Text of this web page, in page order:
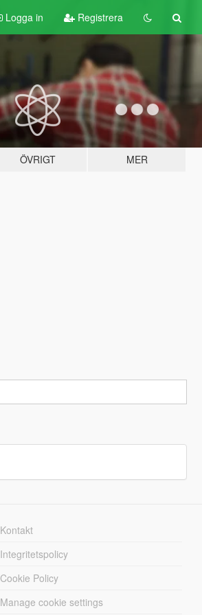
Logga in Registrera
ÖVRIGT MER
Kontakt
Integritetspolicy
Cookie Policy
Manage cookie settings